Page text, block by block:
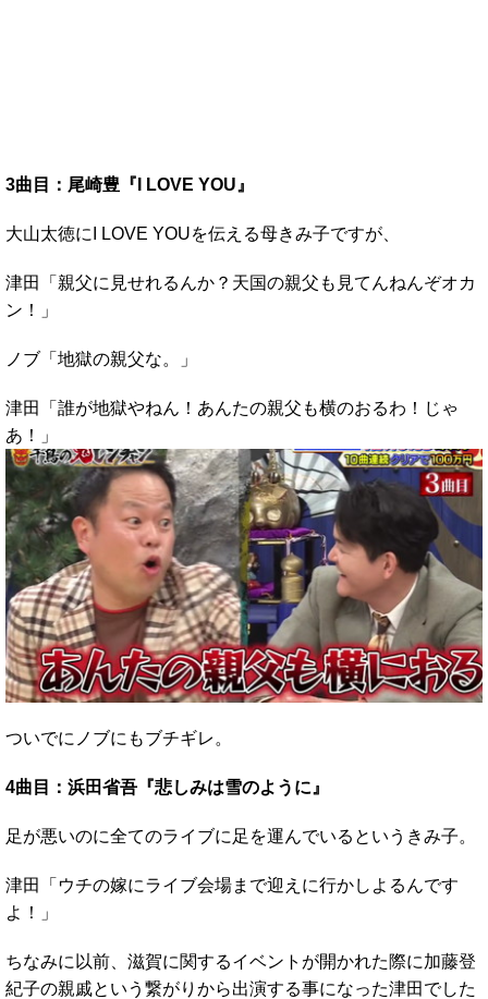
3曲目：尾崎豊『I LOVE YOU』
大山太徳にI LOVE YOUを伝える母きみ子ですが、
津田「親父に見せれるんか？天国の親父も見てんねんぞオカ
ン！」
ノブ「地獄の親父な。」
津田「誰が地獄やねん！あんたの親父も横のおるわ！じゃ
あ！」
ついでにノブにもブチギレ。
4曲目：浜田省吾『悲しみは雪のように』
足が悪いのに全てのライブに足を運んでいるというきみ子。
津田「ウチの嫁にライブ会場まで迎えに行かしよるんです
よ！」
ちなみに以前、滋賀に関するイベントが開かれた際に加藤登
紀子の親戚という繋がりから出演する事になった津田でした